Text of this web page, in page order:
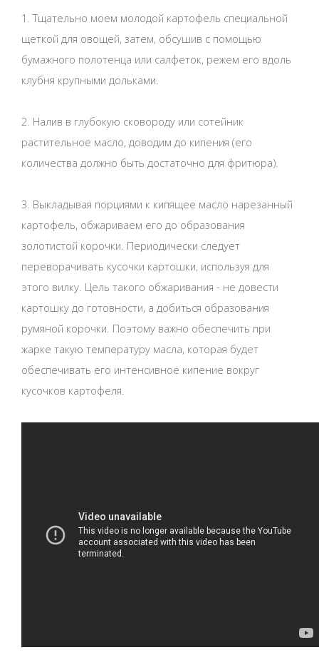
1. Тщательно моем молодой картофель специальной
щеткой для овощей, затем, обсушив с помощью
бумажного полотенца или салфеток, режем его вдоль
клубня крупными дольками.
2. Налив в глубокую сковороду или сотейник
растительное масло, доводим до кипения (его
количества должно быть достаточно для фритюра).
3. Выкладывая порциями к кипящее масло нарезанный
картофель, обжариваем его до образования
золотистой корочки. Периодически следует
переворачивать кусочки картошки, используя для
этого вилку. Цель такого обжаривания - не довести
картошку до готовности, а добиться образования
румяной корочки. Поэтому важно обеспечить при
жарке такую температуру масла, которая будет
обеспечивать его интенсивное кипение вокруг
кусочков картофеля.